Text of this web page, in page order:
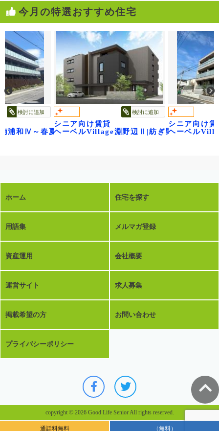
今月の特選おすすめ住宅
フロレゾン
検討に追加
浦和Ⅳ～春夏秋冬～
検討に追加
シニア向け賃貸
ヘーベルVillage淵野辺Ⅱ|紡ぎ野
シニア向け賃
ヘーベル
ホーム 住宅を探す
用語集 メルマガ登録
資産運用 会社概要
運営サイト 求人募集
掲載希望の方 お問い合わせ
プライバシーポリシー
copyright © 2026 Good Life Senior All rights reserved.
通話料無料 （無料）